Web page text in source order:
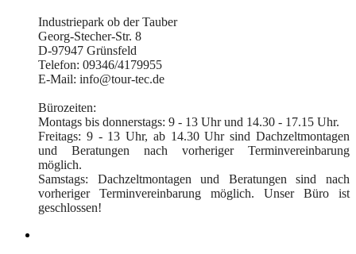
Industriepark ob der Tauber
Georg-Stecher-Str. 8
D-97947 Grünsfeld
Telefon: 09346/4179955
E-Mail: info@tour-tec.de
Bürozeiten:
Montags bis donnerstags: 9 - 13 Uhr und 14.30 - 17.15 Uhr.
Freitags: 9 - 13 Uhr, ab 14.30 Uhr sind Dachzeltmontagen
und Beratungen nach vorheriger Terminvereinbarung
möglich.
Samstags: Dachzeltmontagen und Beratungen sind nach
vorheriger Terminvereinbarung möglich. Unser Büro ist
geschlossen!